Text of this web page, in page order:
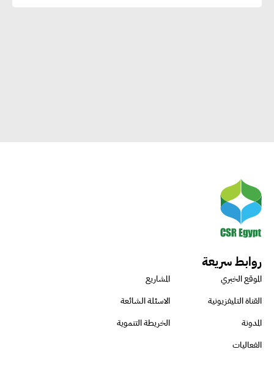
روابط سريعة
الموقع الخبري
المشاريع
القناة التليفزيونية
الاسئلة الشائعة
المدونة
الخريطة التنموية
الفعاليات